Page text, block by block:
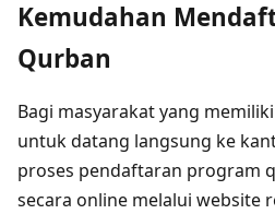
Kemudahan
Qurban
Bagi masyarakat yang
untuk datang langsung ke
proses pendaftaran program
secara online melalui website